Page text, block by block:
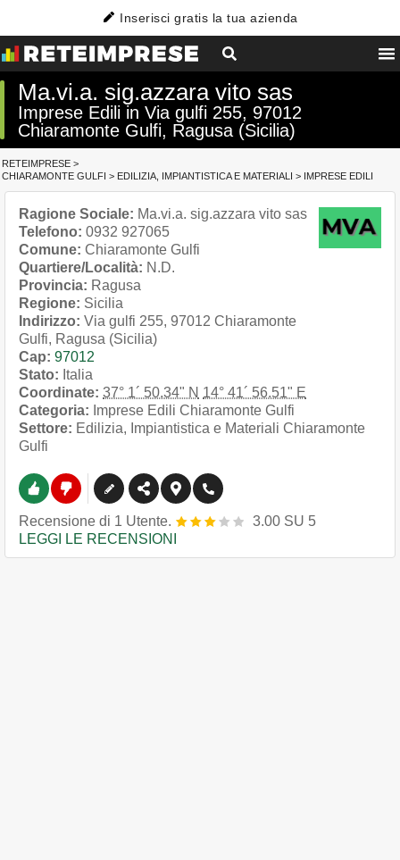
Inserisci gratis la tua azienda
Ma.vi.a. sig.azzara vito sas
Imprese Edili in Via gulfi 255, 97012
Chiaramonte Gulfi, Ragusa (Sicilia)
RETEIMPRESE >
CHIARAMONTE GULFI > EDILIZIA, IMPIANTISTICA E MATERIALI > IMPRESE EDILI
Ragione Sociale: Ma.vi.a. sig.azzara vito sas
Telefono: 0932 927065
Comune: Chiaramonte Gulfi
Quartiere/Località: N.D.
Provincia: Ragusa
Regione: Sicilia
Indirizzo: Via gulfi 255, 97012 Chiaramonte
Gulfi, Ragusa (Sicilia)
Cap: 97012
Stato: Italia
Coordinate: 37° 1´ 50.34" N 14° 41´ 56.51" E
Categoria: Imprese Edili Chiaramonte Gulfi
Settore: Edilizia, Impiantistica e Materiali Chiaramonte
Gulfi
Recensione di 1 Utente. 3.00 SU 5
LEGGI LE RECENSIONI